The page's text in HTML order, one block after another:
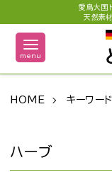
愛鳥大国
天然素
menu
HOME キーワー
ハーブ